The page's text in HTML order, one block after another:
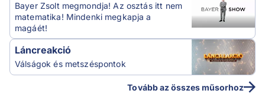
Bayer Zsolt megmondja! Az osztás itt nem
matematika! Mindenki megkapja a
magáét!
Láncreakció
Válságok és metszéspontok
Tovább az összes műsorhoz